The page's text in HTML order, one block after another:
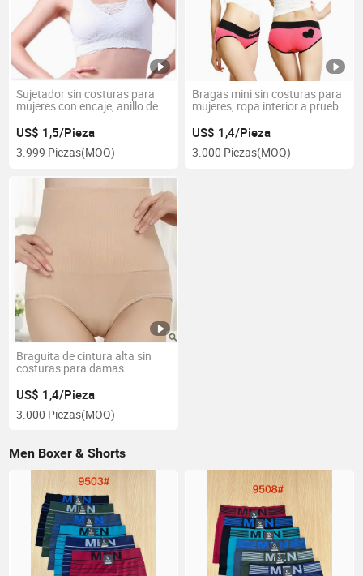
Sujetador sin costuras para
mujeres con encaje, anillo de
interior brillante para pechos
pequeños, sujetador
deportivo, moda femenina,
costuras
US$ 1,5/Pieza
3.999 Piezas(MOQ)
Bragas mini sin costuras para
mujeres, ropa interior a prueba
de fugas para el período
menstrual, bragas para
damas
US$ 1,4/Pieza
3.000 Piezas(MOQ)
Braguita de cintura alta sin
costuras para damas
US$ 1,4/Pieza
3.000 Piezas(MOQ)
Men Boxer & Shorts